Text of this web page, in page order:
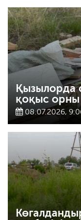
Қызылорда
қоқыс
08.07.2026,